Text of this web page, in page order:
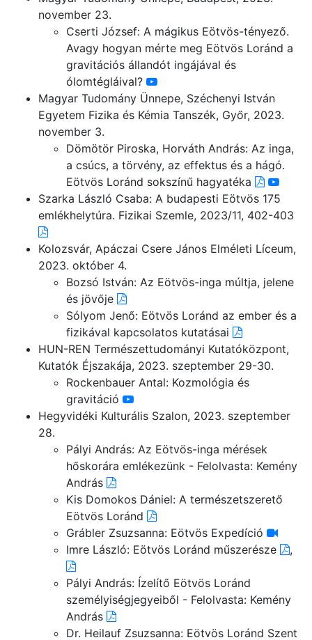
november 23.
Cserti József: A mágikus Eötvös-tényező.
Avagy hogyan mérte meg Eötvös Loránd a
gravitációs állandót ingájával és
ólomtégláival?
Magyar Tudomány Ünnepe, Széchenyi István
Egyetem Fizika és Kémia Tanszék, Győr, 2023.
november 3.
Dömötör Piroska, Horváth András: Az inga,
a csúcs, a törvény, az effektus és a hágó.
Eötvös Loránd sokszínű hagyatéka
Szarka László Csaba: A budapesti Eötvös 175
emlékhelytúra. Fizikai Szemle, 2023/11, 402-403
Kolozsvár, Apáczai Csere János Elméleti Líceum,
2023. október 4.
Bozsó István: Az Eötvös-inga múltja, jelene
és jövője
Sólyom Jenő: Eötvös Loránd az ember és a
fizikával kapcsolatos kutatásai
HUN-REN Természettudományi Kutatóközpont,
Kutatók Éjszakája, 2023. szeptember 29-30.
Rockenbauer Antal: Kozmológia és
gravitáció
Hegyvidéki Kulturális Szalon, 2023. szeptember
28.
Pályi András: Az Eötvös-inga mérések
hőskorára emlékezünk - Felolvasta: Kemény
András
Kis Domokos Dániel: A természetszerető
Eötvös Loránd
Grábler Zsuzsanna: Eötvös Expedíció
Imre László: Eötvös Loránd műszerésze
,
Pályi András: Ízelítő Eötvös Loránd
személyiségjegyeiből - Felolvasta: Kemény
András
Dr. Heilauf Zsuzsanna: Eötvös Loránd Szent